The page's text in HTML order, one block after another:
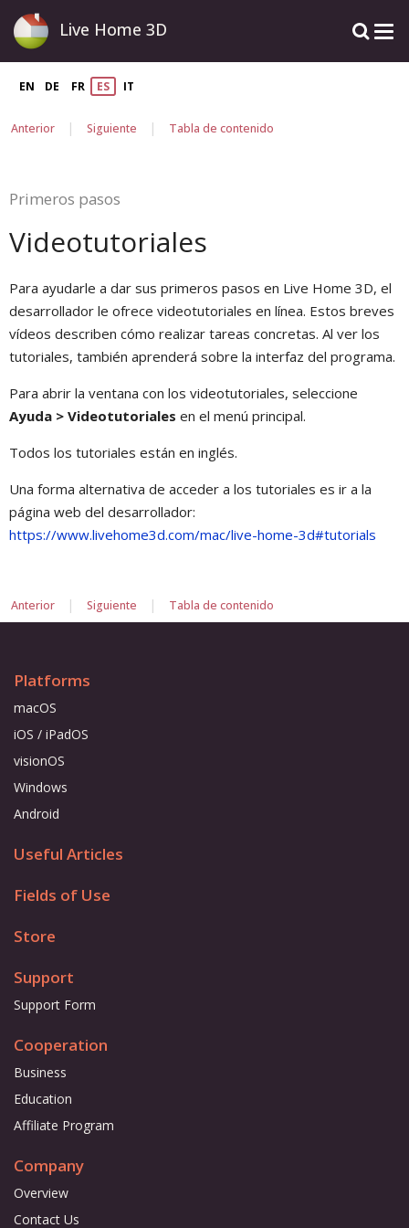
Live Home 3D
EN DE FR ES IT
Anterior | Siguiente | Tabla de contenido
Primeros pasos
Videotutoriales
Para ayudarle a dar sus primeros pasos en Live Home 3D, el
desarrollador le ofrece videotutoriales en línea. Estos breves
vídeos describen cómo realizar tareas concretas. Al ver los
tutoriales, también aprenderá sobre la interfaz del programa.
Para abrir la ventana con los videotutoriales, seleccione
Ayuda > Videotutoriales en el menú principal.
Todos los tutoriales están en inglés.
Una forma alternativa de acceder a los tutoriales es ir a la
página web del desarrollador:
https://www.livehome3d.com/mac/live-home-3d#tutorials
Anterior | Siguiente | Tabla de contenido
Platforms
macOS
iOS / iPadOS
visionOS
Windows
Android
Useful Articles
Fields of Use
Store
Support
Support Form
Cooperation
Business
Education
Affiliate Program
Company
Overview
Contact Us